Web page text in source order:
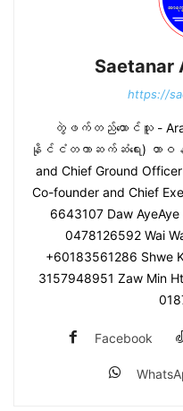
Saetanar
https://
တွဲဖက်တည်ထောင်သူ -
နိုင်ငံတကာဆက်ဆံရေး) တာဝန်
and Chief Ground
Co-founder and Chief
6643107 Daw
0478126592 Wai
+60183561286 Shwe
3157948951 Zaw Min
Facebook